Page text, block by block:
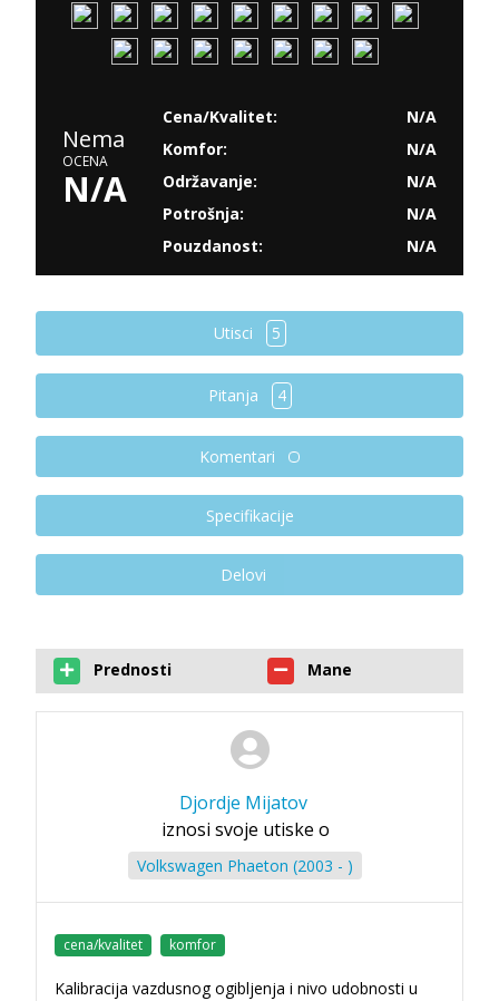
Nema
OCENA
N/A
Cena/Kvalitet:
N/A
Komfor:
N/A
Održavanje:
N/A
Potrošnja:
N/A
Pouzdanost:
N/A
Utisci 5
Pitanja 4
Komentari
Specifikacije
Delovi
Prednosti Mane
Djordje Mijatov
iznosi svoje utiske o
Volkswagen Phaeton (2003 - )
cena/kvalitet komfor
Kalibracija vazdusnog ogibljenja i nivo udobnosti u